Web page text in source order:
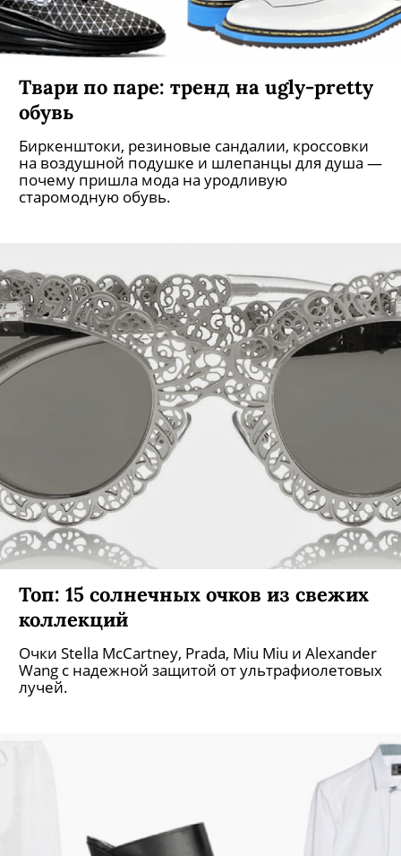
Твари по паре: тренд на ugly-pretty
обувь
Биркенштоки, резиновые сандалии, кроссовки
на воздушной подушке и шлепанцы для душа —
почему пришла мода на уродливую
старомодную обувь.
Топ: 15 солнечных очков из свежих
коллекций
Очки Stella McCartney, Prada, Miu Miu и Alexander
Wang с надежной защитой от ультрафиолетовых
лучей.